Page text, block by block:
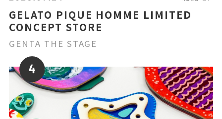
GELATO PIQUE HOMME LIMITED
CONCEPT STORE
GENTA THE STAGE